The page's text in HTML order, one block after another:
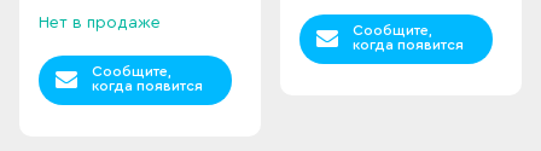
Нет в продаже
Сообщите,
когда появится
Сообщите,
когда появится